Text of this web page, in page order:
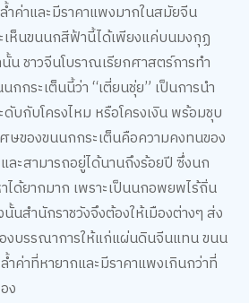
ค่าและมีราคาแพงมากในสมัยจีน
ห็นขนนกสีฟ้านี้ได้เพียงแค่บนมงกุฏ
น ชาวจีนโบราณเรียกศาสตร์การทำ
กกระเต็นนี้ว่า “เตี่ยนชุ่ย” เป็นการนำ
บกับโครงไหม หรือโครงเงิน พร้อมชุบ
ของขนนกกระเต็นคือความคงทนของ
ละสามารถอยู่ได้นานถึงร้อยปี ซึ่งนก
ได้ยากมาก เพราะเป็นนกอพยพไร้ถิ่น
สำนักราชวังจึงต้องให้เมืองต่างๆ ส่ง
งบรรณาการให้แก่แผ่นดินจีนแทน ขนน
ำค่าที่หายากและมีราคาแพงเกินกว่าที่
ง